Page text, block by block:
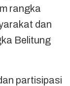
rangka
dan
Belitung
partisipasi